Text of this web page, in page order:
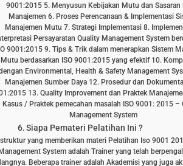
9001:2015 5. Menyusun Kebijakan Mutu dan Sasaran
Manajemen 6. Proses Perencanaan & Implementasi
Manajemen Mutu 7. Strategi Implementasi 8.
Persayaratan Quality Management System
9001:2015 9. Tips & Trik dalam menerapkan Sistem
Mutu berdasarkan ISO 9001:2015 yang efektif 10.
Environmental, Health & Safety Management
Manajemen Sumber Daya 12. Prosedur dan
13. Quality Improvement dan Praktek
Kasus / Praktek pemecahan masalah ISO 9001: 2015 –
Management System
Siapa Pemateri Pelatihan Ini ?
yang memberikan materi Pelatihan Iso 9001
System adalah Trainer yang telah
Beberapa trainer adalah Akademisi yang juga